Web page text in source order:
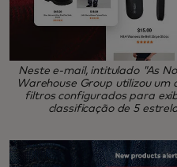
Neste e-mail, intitulado "As
Warehouse Group utilizou
filtros configurados para
classificação de 5